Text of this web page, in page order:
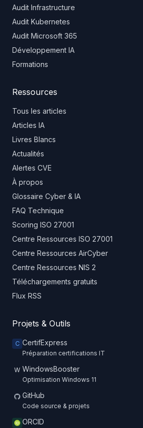
Audit Infrastructure
Audit Kubernetes
Audit Microsoft 365
Développement IA
Formations
Ressources
Tous les articles
Articles IA
Livres Blancs
Actualités
Alertes CVE
À propos
Glossaire Cyber & IA
FAQ Technique
Scoring ISO 27001
Centre Ressources ISO 27001
Centre Ressources AirCyber
Centre Ressources NIS 2
Téléchargements gratuits
Flux RSS
Projets & Outils
C CertifExpress
Préparation certifications IT
W WindowsBooster
Optimisation Windows 11
GitHub
Code source & projets
ORCID